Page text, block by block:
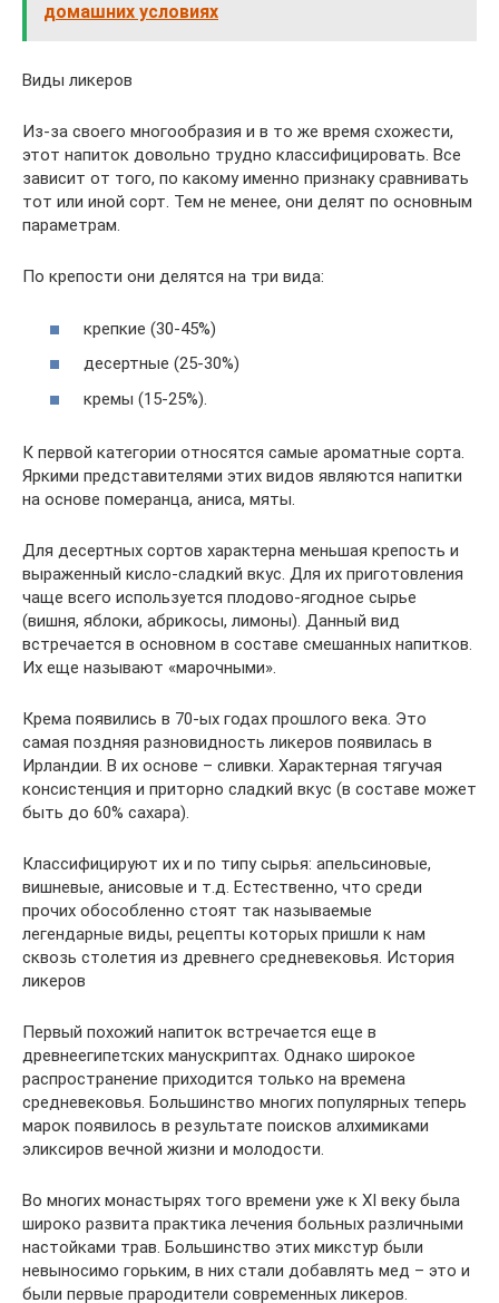
домашних условиях
Виды ликеров
Из-за своего многообразия и в то же время схожести,
этот напиток довольно трудно классифицировать. Все
зависит от того, по какому именно признаку сравнивать
тот или иной сорт. Тем не менее, они делят по основным
параметрам.
По крепости они делятся на три вида:
крепкие (30-45%)
десертные (25-30%)
кремы (15-25%).
К первой категории относятся самые ароматные сорта.
Яркими представителями этих видов являются напитки
на основе померанца, аниса, мяты.
Для десертных сортов характерна меньшая крепость и
выраженный кисло-сладкий вкус. Для их приготовления
чаще всего используется плодово-ягодное сырье
(вишня, яблоки, абрикосы, лимоны). Данный вид
встречается в основном в составе смешанных напитков.
Их еще называют «марочными».
Крема появились в 70-ых годах прошлого века. Это
самая поздняя разновидность ликеров появилась в
Ирландии. В их основе – сливки. Характерная тягучая
консистенция и приторно сладкий вкус (в составе может
быть до 60% сахара).
Классифицируют их и по типу сырья: апельсиновые,
вишневые, анисовые и т.д. Естественно, что среди
прочих обособленно стоят так называемые
легендарные виды, рецепты которых пришли к нам
сквозь столетия из древнего средневековья. История
ликеров
Первый похожий напиток встречается еще в
древнеегипетских манускриптах. Однако широкое
распространение приходится только на времена
средневековья. Большинство многих популярных теперь
марок появилось в результате поисков алхимиками
эликсиров вечной жизни и молодости.
Во многих монастырях того времени уже к XI веку была
широко развита практика лечения больных различными
настойками трав. Большинство этих микстур были
невыносимо горьким, в них стали добавлять мед – это и
были первые прародители современных ликеров.